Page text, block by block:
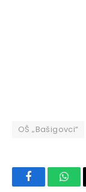
OŠ „Bašigovci“
Facebook